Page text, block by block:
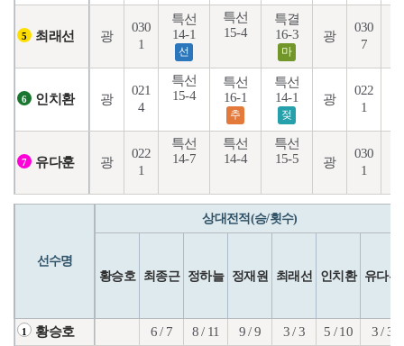
5 최래선 광
030
1
특선
14-1
선
특선
15-4
특결
16-3
마
광
030
7
6 인치환 광
021
4
특선
15-4
특선
16-1
추
특선
14-1
젖
광
022
1
7 유다훈 광
022
1
특선
14-7
특선
14-4
특선
15-5
광
030
1
선수명
상대전적(승/횟수)
황승호 최종근 정하늘 정재원 최래선 인치환 유다훈
1 황승호 6 / 7 8 / 11 9 / 9 3 / 3 5 / 10 3 / 3